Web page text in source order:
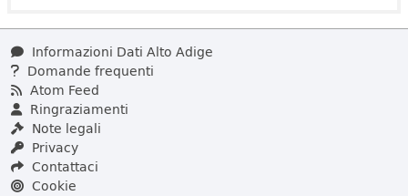
Informazioni Dati Alto Adige
Domande frequenti
Atom Feed
Ringraziamenti
Note legali
Privacy
Contattaci
Cookie